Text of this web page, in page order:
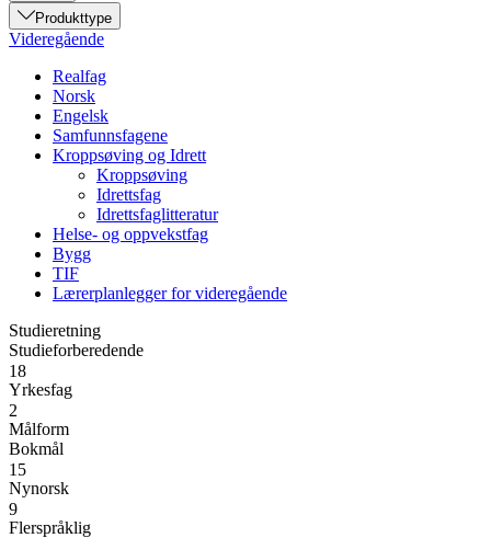
Produkttype
Videregående
Realfag
Norsk
Engelsk
Samfunnsfagene
Kroppsøving og Idrett
Kroppsøving
Idrettsfag
Idrettsfaglitteratur
Helse- og oppvekstfag
Bygg
TIF
Lærerplanlegger for videregående
Studieretning
Studieforberedende
18
Yrkesfag
2
Målform
Bokmål
15
Nynorsk
9
Flerspråklig